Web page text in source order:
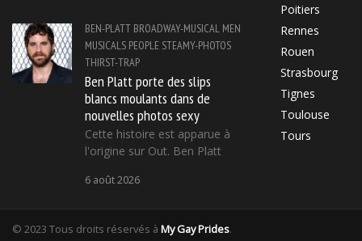
BEN-PLATT BROADWAY-MUSICAL MEN
MUSICALS PEOPLE STEAMY-PHOTOS
THIRST-TRAP
Ben Platt porte des slips
blancs moulants dans de
nouvelles photos sexy
Cette histoire est apparue à
l'origine sur Out. Ben Platt
6 août 2026
Poitiers
Rennes
Rouen
Strasbourg
Tignes
Toulouse
Tours
© 2023 Tous droits réservés à My Gay Prides.